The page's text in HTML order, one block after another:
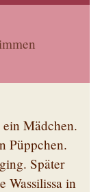
Mädchen.
Püppchen.
Später
Wassilissa in